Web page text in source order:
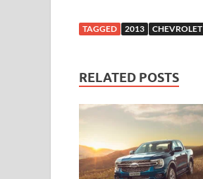
TAGGED 2013 CHEVROLET
RELATED POSTS